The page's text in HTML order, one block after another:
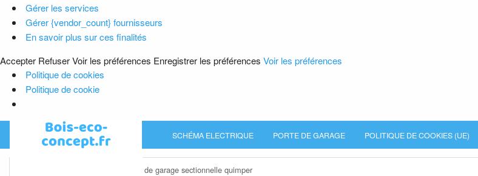
Gérer les services
Gérer {vendor_count} fournisseurs
En savoir plus sur ces finalités
Accepter RefuserVoir les préférences Enregistrer les préférences Voir les préférences
Politique de cookies
Politique de cookie
SCHÉMA ELECTRIQUE PORTE DE GARAGE POLITIQUE DE COOKIES (UE)
Porte de garage sectionnelle quimper